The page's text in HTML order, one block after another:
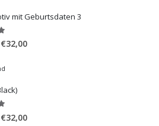
mit Geburtsdaten 3
5
€32,00Preisspanne:
€32,00Preisspanne: